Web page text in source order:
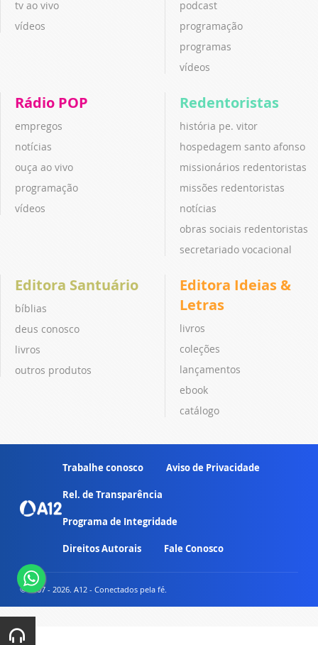
tv ao vivo
vídeos
podcast
programação
programas
vídeos
Rádio POP
empregos
notícias
ouça ao vivo
programação
vídeos
Redentoristas
história pe. vitor
hospedagem santo afonso
missionários redentoristas
missões redentoristas
notícias
obras sociais redentoristas
secretariado vocacional
Editora Santuário
bíblias
deus conosco
livros
outros produtos
Editora Ideias &
Letras
livros
coleções
lançamentos
ebook
catálogo
Trabalhe conosco Aviso de Privacidade
Rel. de Transparência
Programa de Integridade
Direitos Autorais Fale Conosco
© 2007 - 2026. A12 - Conectados pela fé.